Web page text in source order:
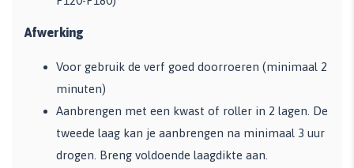
Afwerking
Voor gebruik de verf goed doorroeren (minimaal 2
minuten)
Aanbrengen met een kwast of roller in 2 lagen. De
tweede laag kan je aanbrengen na minimaal 3 uur
drogen. Breng voldoende laagdikte aan.